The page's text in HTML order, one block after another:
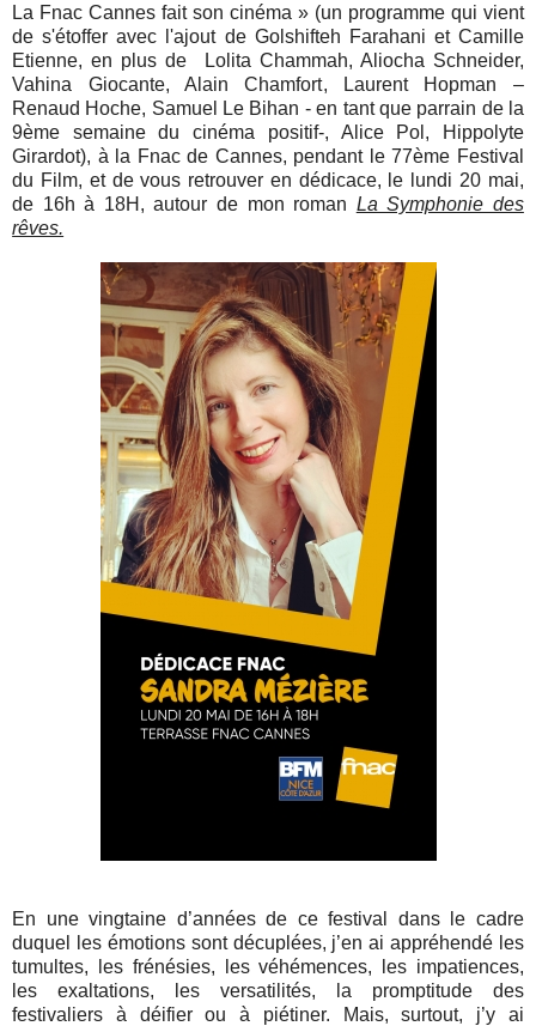
La Fnac Cannes fait son cinéma » (un programme qui vient
de s'étoffer avec l'ajout de Golshifteh Farahani et Camille
Etienne, en plus de Lolita Chammah, Aliocha Schneider,
Vahina Giocante, Alain Chamfort, Laurent Hopman –
Renaud Hoche, Samuel Le Bihan - en tant que parrain de la
9ème semaine du cinéma positif-, Alice Pol, Hippolyte
Girardot), à la Fnac de Cannes, pendant le 77ème Festival
du Film, et de vous retrouver en dédicace, le lundi 20 mai,
de 16h à 18H, autour de mon roman La Symphonie des
rêves.
En une vingtaine d’années de ce festival dans le cadre
duquel les émotions sont décuplées, j’en ai appréhendé les
tumultes, les frénésies, les véhémences, les impatiences,
les exaltations, les versatilités, la promptitude des
festivaliers à déifier ou à piétiner. Mais, surtout, j’y ai